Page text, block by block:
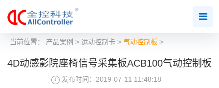
当前位置： 产品案例 > 运动控制卡> 气动控制板 >
4D动感影院座椅信号采集板ACB100气动控制板
发布时间：2019-07-11 11:48:18